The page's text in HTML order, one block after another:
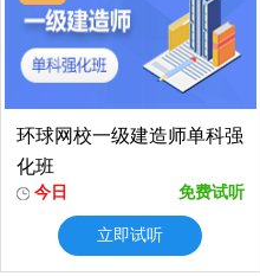
环球网校一级建造师单科强
化班
今日 免费试听
立即试听